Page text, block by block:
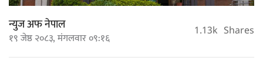
न्युज अफ नेपाल
१९ जेष्ठ २०८३, मंगलवार ०९:१६ 1.13k Shares